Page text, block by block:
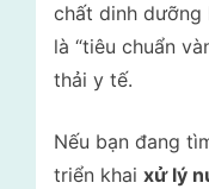
chất dinh dưỡng
là “tiêu chuẩn
thải y tế.
Nếu bạn đang
triển khai xử lý